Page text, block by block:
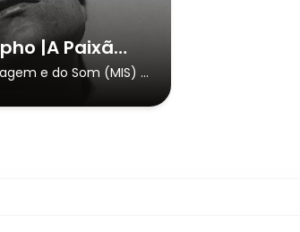
Cinematographo |A Paixão de Joana D´Arc
e do Som (MIS) -